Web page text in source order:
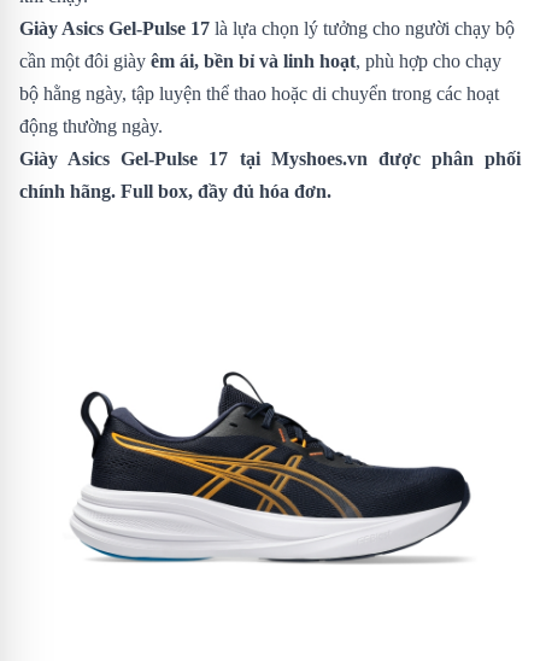
Giày Asics Gel-Pulse 17 là lựa chọn lý tưởng cho người chạy bộ
cần một đôi giày êm ái, bền bỉ và linh hoạt, phù hợp cho chạy
bộ hằng ngày, tập luyện thể thao hoặc di chuyển trong các hoạt
động thường ngày.
Giày Asics Gel-Pulse 17 tại Myshoes.vn được phân phối
chính hãng. Full box, đầy đủ hóa đơn.